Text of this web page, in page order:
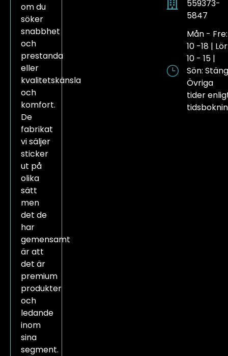
om du
söker
snabbhet
och
prestanda
eller
kvalitetskänsla
och
komfort.
De
fabrikat
vi säljer
sticker
ut på
olika
sätt
men
det de
har
gemensamt
är att
det är
premium
produkter
och
ledande
inom
sina
segment.
559373-
5847
Mån - Fre:
10 -18 |
10 - 15 |
Sön:
Övriga
tider